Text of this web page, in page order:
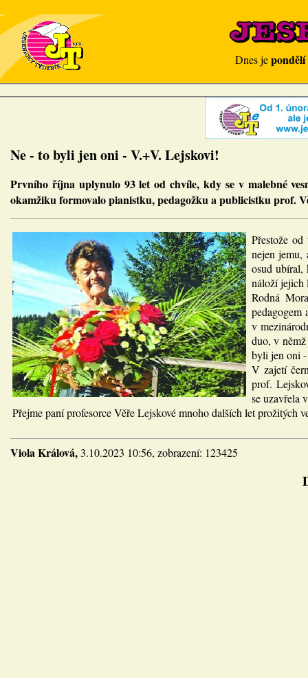
Dnes jepondělí
Ne - to byli jen oni - V.+V. Lejskovi!
Prvního října uplynulo 93 let od chvíle, kdy se v malebné
okamžiku formovalo pianistku, pedagožku a publicistku prof.
Přestože
nejen jemu,
osud ubíral,
náloží jejich
Rodná
pedagogem
v
duo, v
byli jen oni
V zajetí
prof.
se uzavřela
Přejme paní profesorce Věře Lejskové mnoho dalších let prožitých
Viola Králová,3.10.2023 10:56, zobrazení: 123425